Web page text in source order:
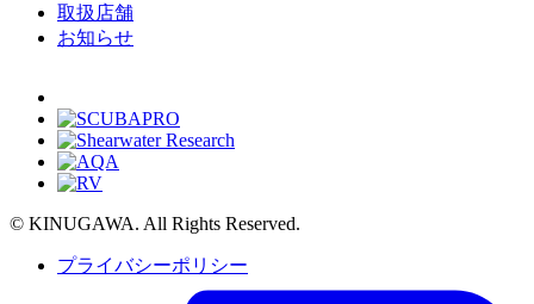
取扱店舗
お知らせ
© KINUGAWA. All Rights Reserved.
プライバシーポリシー